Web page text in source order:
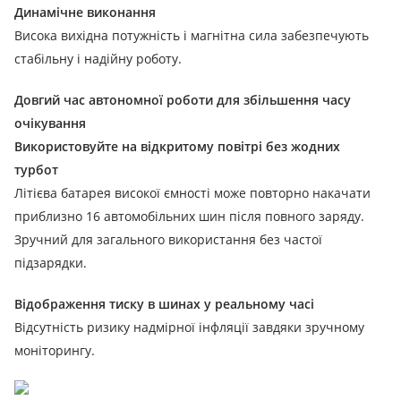
Динамічне виконання
Висока вихідна потужність і магнітна сила забезпечують
стабільну і надійну роботу.
Довгий час автономної роботи для збільшення часу
очікування
Використовуйте на відкритому повітрі без жодних
турбот
Літієва батарея високої ємності може повторно накачати
приблизно 16 автомобільних шин після повного заряду.
Зручний для загального використання без частої
підзарядки.
Відображення тиску в шинах у реальному часі
Відсутність ризику надмірної інфляції завдяки зручному
моніторингу.